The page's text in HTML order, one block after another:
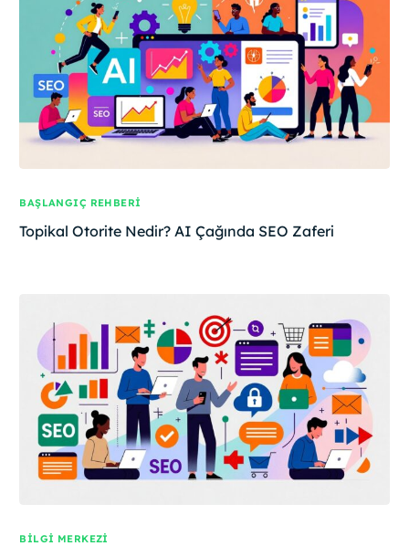
BAŞLANGIÇ REHBERI
Topikal Otorite Nedir? AI Çağında SEO Zaferi
BILGI MERKEZI